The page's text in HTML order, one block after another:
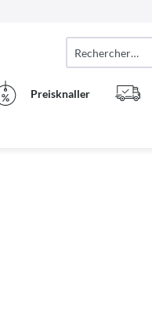
Preisknaller